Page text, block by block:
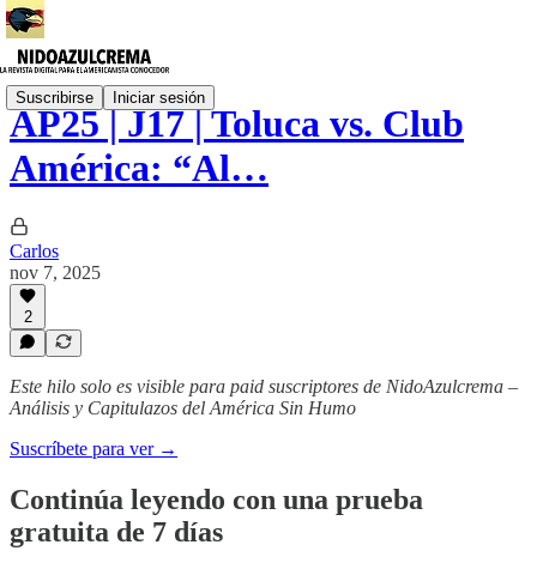
Suscribirse Iniciar sesión
AP25 | J17 | Toluca vs. Club
América: “Al…
Carlos
nov 7, 2025
2
Este hilo solo es visible para paid suscriptores de NidoAzulcrema –
Análisis y Capitulazos del América Sin Humo
Suscríbete para ver →
Continúa leyendo con una prueba
gratuita de 7 días